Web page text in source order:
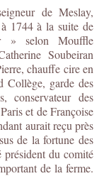
de Meslay,
1744 à la suite de
» selon Mouffle
Soubeiran
chauffe cire en
Collège, garde des
conservateur des
et de Françoise
aurait reçu près
de la fortune des
du comité
de la ferme.